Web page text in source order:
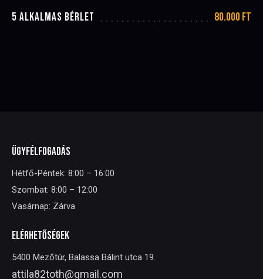
5 ALKALMAS BÉRLET 80.000 Ft
ÜGYFÉLFOGADÁS
Hétfő-Péntek: 8:00 – 16:00
Szombat: 8:00 – 12:00
Vasárnap: Zárva
ELÉRHETŐSÉGEK
5400 Mezőtúr, Balassa Bálint utca 19.
attila82toth@gmail.com